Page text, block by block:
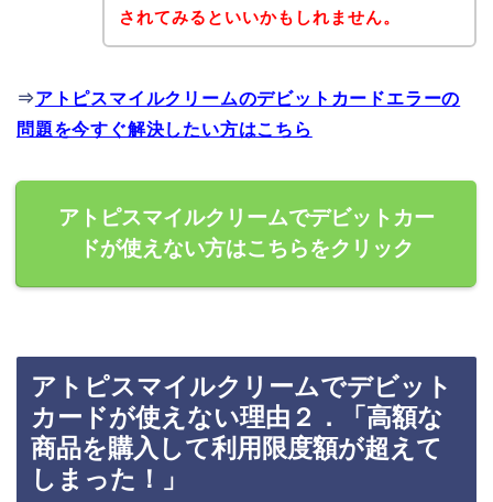
されてみるといいかもしれません。
⇒アトピスマイルクリームのデビットカードエラーの
問題を今すぐ解決したい方はこちら
アトピスマイルクリームでデビットカー
ドが使えない方はこちらをクリック
アトピスマイルクリームでデビット
カードが使えない理由２．「高額な
商品を購入して利用限度額が超えて
しまった！」